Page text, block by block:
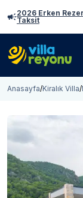
2026 Erken
Taksit
Anasayfa/Kiralık Villa/